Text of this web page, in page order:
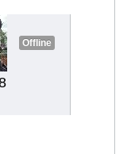
Offline